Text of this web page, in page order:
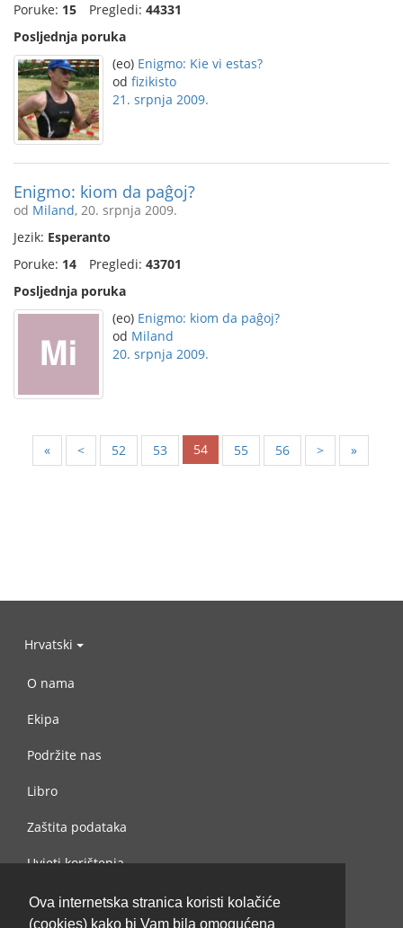
Ova internetska stranica koristi kolačiće
(cookies) kako bi Vam bila omogućena
Poruke: 15 Pregledi: 44331
Posljednja poruka
(eo) Enigmo: Kie vi estas?
od fizikisto
21. srpnja 2009.
Enigmo: kiom da paĝoj?
od Miland, 20. srpnja 2009.
Jezik: Esperanto
Poruke: 14 Pregledi: 43701
Posljednja poruka
(eo) Enigmo: kiom da paĝoj?
od Miland
20. srpnja 2009.
« < 52 53 54 55 56 > »
Hrvatski
O nama
Ekipa
Podržite nas
Libro
Zaštita podataka
Uvjeti korištenja
Kontaktiraj nas